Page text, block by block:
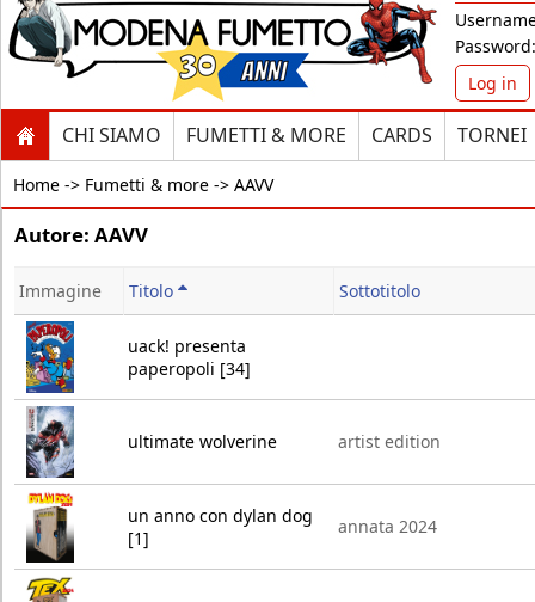
Password:
Log in
CHI SIAMO FUMETTI & MORE CARDS TORNEI
Home -> Fumetti & more -> AAVV
Autore: AAVV
Immagine Titolo Sottotitolo
uack! presenta
paperopoli [34]
ultimate wolverine artist edition
un anno con dylan dog
[1]
annata 2024